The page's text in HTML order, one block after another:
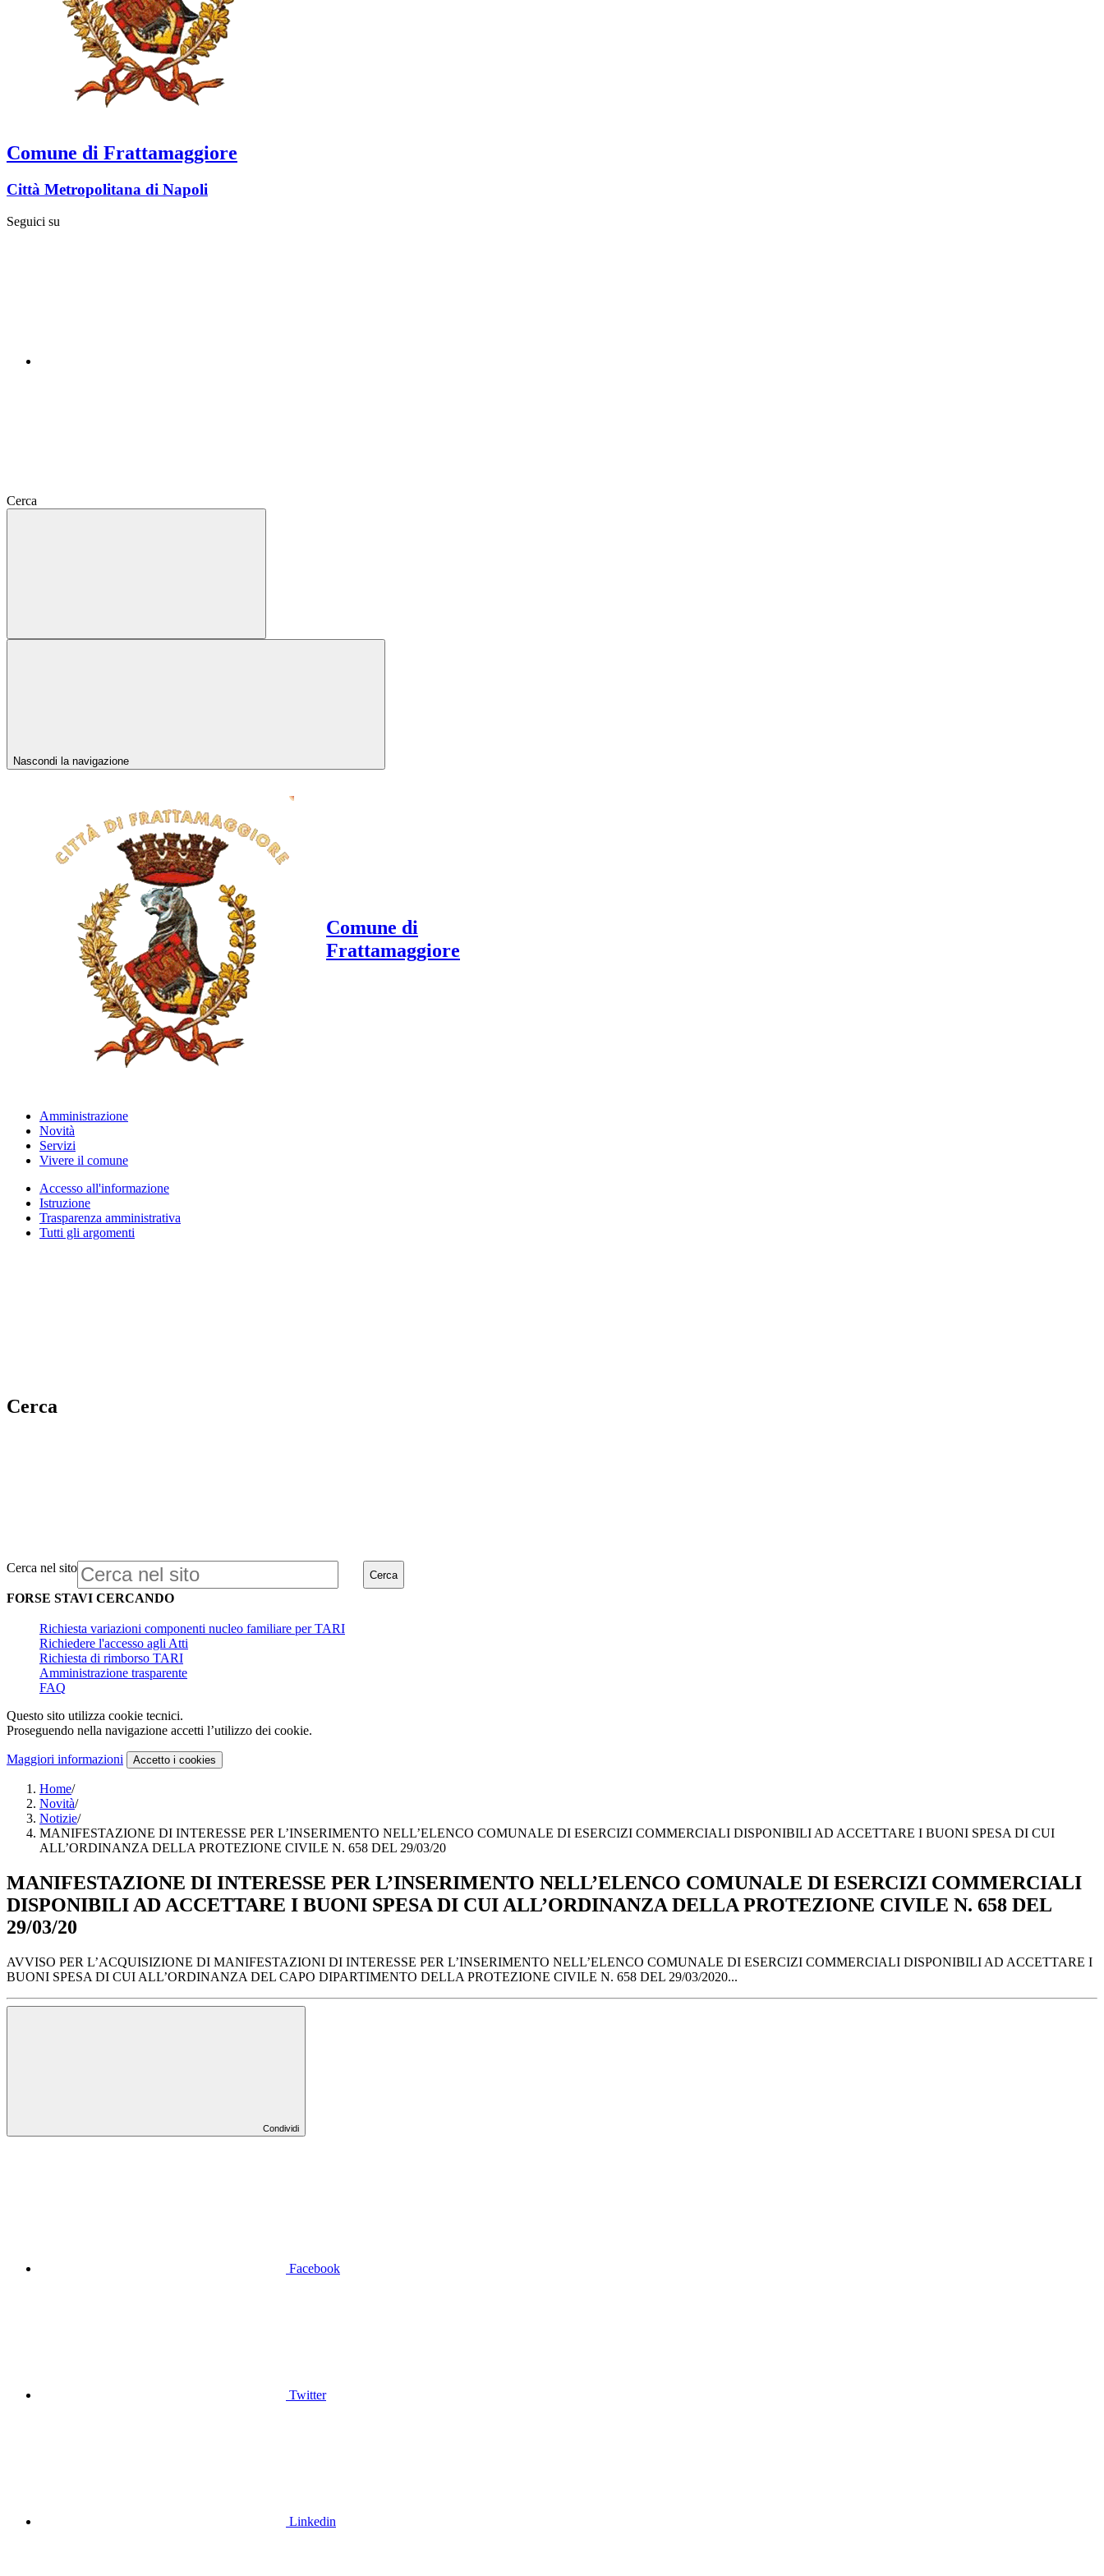
Comune di Frattamaggiore
Città Metropolitana di Napoli
Seguici su
Cerca
Nascondi la navigazione
Comune di
Frattamaggiore
Amministrazione
Novità
Servizi
Vivere il comune
Accesso all'informazione
Istruzione
Trasparenza amministrativa
Tutti gli argomenti
Cerca
Cerca nel sito Cerca
FORSE STAVI CERCANDO
Richiesta variazioni componenti nucleo familiare per TARI
Richiedere l'accesso agli Atti
Richiesta di rimborso TARI
Amministrazione trasparente
FAQ
Questo sito utilizza cookie tecnici.
Proseguendo nella navigazione accetti l’utilizzo dei cookie.
Maggiori informazioni Accetto i cookies
Home/
Novità/
Notizie/
MANIFESTAZIONE DI INTERESSE PER L’INSERIMENTO NELL’ELENCO COMUNALE DI ESERCIZI COMMERCIALI DISPONIBILI AD ACCETTARE I BUONI SPESA DI CUI
ALL’ORDINANZA DELLA PROTEZIONE CIVILE N. 658 DEL 29/03/20
MANIFESTAZIONE DI INTERESSE PER L’INSERIMENTO NELL’ELENCO COMUNALE DI ESERCIZI COMMERCIALI
DISPONIBILI AD ACCETTARE I BUONI SPESA DI CUI ALL’ORDINANZA DELLA PROTEZIONE CIVILE N. 658 DEL
29/03/20
AVVISO PER L’ACQUISIZIONE DI MANIFESTAZIONI DI INTERESSE PER L’INSERIMENTO NELL’ELENCO COMUNALE DI ESERCIZI COMMERCIALI DISPONIBILI AD ACCETTARE I
BUONI SPESA DI CUI ALL’ORDINANZA DEL CAPO DIPARTIMENTO DELLA PROTEZIONE CIVILE N. 658 DEL 29/03/2020...
Condividi
Facebook
Twitter
Linkedin